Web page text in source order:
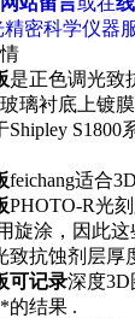
密科学仪器
是正色调光致
玻璃衬底上镀
Shipley
feichang适合3D
PHOTO-R光
旋涂，因此
抗蚀剂层厚
可记录深度3D
的结果 .